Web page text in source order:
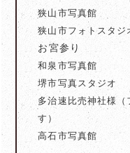
狭山市写真館
狭山市フォトスタジ
お宮参り
和泉市写真館
堺市写真スタジオ
多治速比売神社様
す）
高石市写真館